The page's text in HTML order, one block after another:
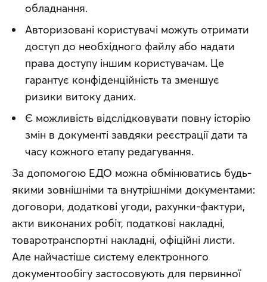
обладнання.
Авторизовані користувачі можуть отримати
доступ до необхідного файлу або надати
права доступу іншим користувачам. Це
гарантує конфіденційність та зменшує
ризики витоку даних.
Є можливість відслідковувати повну історію
змін в документі завдяки реєстрації дати та
часу кожного етапу редагування.
За допомогою ЕДО можна обмінюватись будь-
якими зовнішніми та внутрішніми документами:
договори, додаткові угоди, рахунки-фактури,
акти виконаних робіт, податкові накладні,
товаротранспортні накладні, офіційні листи.
Але найчастіше систему електронного
документообігу застосовують для первинної